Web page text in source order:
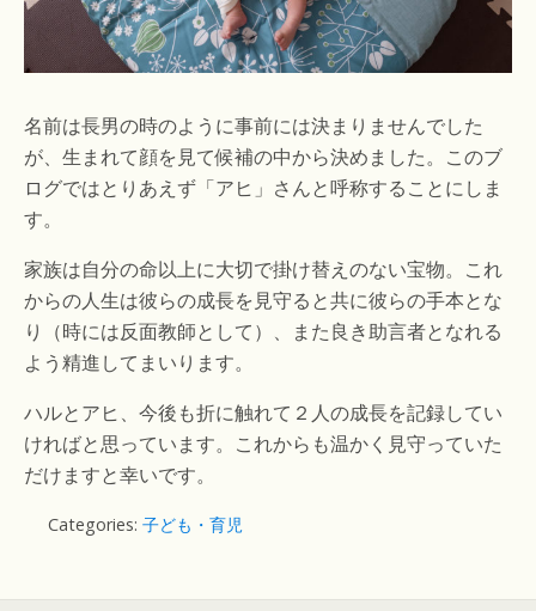
名前は長男の時のように事前には決まりませんでした
が、生まれて顔を見て候補の中から決めました。このブ
ログではとりあえず「アヒ」さんと呼称することにしま
す。
家族は自分の命以上に大切で掛け替えのない宝物。これ
からの人生は彼らの成長を見守ると共に彼らの手本とな
り（時には反面教師として）、また良き助言者となれる
よう精進してまいります。
ハルとアヒ、今後も折に触れて２人の成長を記録してい
ければと思っています。これからも温かく見守っていた
だけますと幸いです。
Categories: 子ども・育児